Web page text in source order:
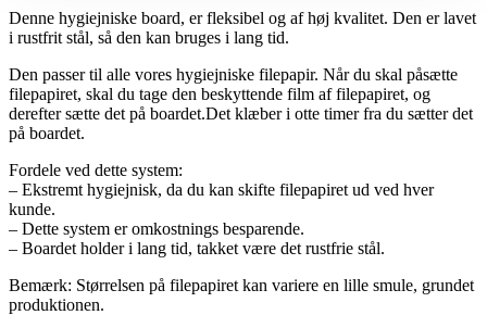
Denne hygiejniske board, er fleksibel og af høj kvalitet. Den er lavet
i rustfrit stål, så den kan bruges i lang tid.
Den passer til alle vores hygiejniske filepapir. Når du skal påsætte
filepapiret, skal du tage den beskyttende film af filepapiret, og
derefter sætte det på boardet.Det klæber i otte timer fra du sætter det
på boardet.
Fordele ved dette system:
– Ekstremt hygiejnisk, da du kan skifte filepapiret ud ved hver
kunde.
– Dette system er omkostnings besparende.
– Boardet holder i lang tid, takket være det rustfrie stål.
Bemærk: Størrelsen på filepapiret kan variere en lille smule, grundet
produktionen.